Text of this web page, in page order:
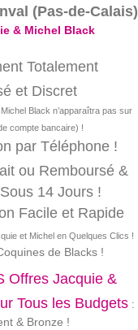
(Pas-de-Calais)
& Michel Black
Totalement
et Discret
Black n’apparaîtra pas sur
compte bancaire) !
par Téléphone !
ou Remboursé &
14 Jours !
Facile et Rapide
et Michel en Quelques Clics !
de Blacks !
Offres Jacquie &
Tous les Budgets :
& Bronze !